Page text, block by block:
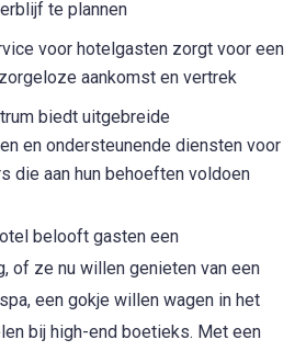
te plannen
voor hotelgasten zorgt voor een
aankomst en vertrek
biedt uitgebreide
en ondersteunende diensten voor
die aan hun behoeften voldoen
belooft gasten een
of ze nu willen genieten van een
een gokje willen wagen in het
bij high-end boetieks. Met een